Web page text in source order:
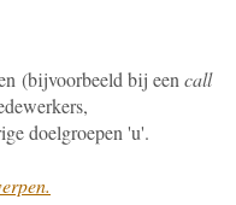
(bijvoorbeeld bij een call
doelgroepen 'u'.